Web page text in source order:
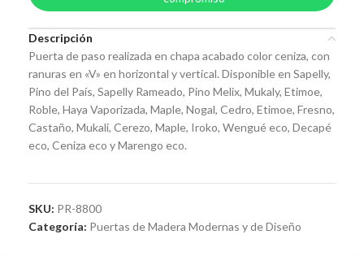
Descripción
Puerta de paso realizada en chapa acabado color ceniza, con
ranuras en «V» en horizontal y vertical. Disponible en Sapelly,
Pino del País, Sapelly Rameado, Pino Melix, Mukaly, Etimoe,
Roble, Haya Vaporizada, Maple, Nogal, Cedro, Etimoe, Fresno,
Castaño, Mukali, Cerezo, Maple, Iroko, Wengué eco, Decapé
eco, Ceniza eco y Marengo eco.
SKU: PR-8800
Categoría: Puertas de Madera Modernas y de Diseño